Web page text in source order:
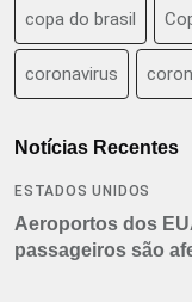
copa do brasil
coronavirus
Notícias Recentes
ESTADOS UNIDOS
Aeroportos dos
passageiros são